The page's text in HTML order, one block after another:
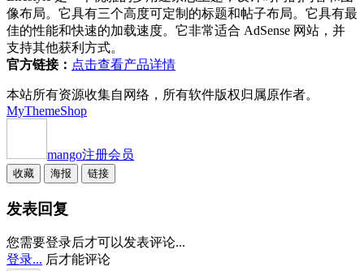
像布局。它具有三个高度可定制的标题和帖子布局。它具有最
佳的性能和快速的加载速度。它非常适合 AdSense 网站，并
支持其他获利方式。
官方链接： 点击查看产品详情
本站所有资源收集自网络，所有软件版权归属原作者。
MyThemeShop
mango注册会员
收藏 海报 链接
发表回复
您需要登录后才可以发表评论...
登录... 后才能评论